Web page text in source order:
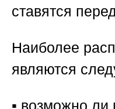
ставятся
Наиболее
являются
▪️ возможно ли